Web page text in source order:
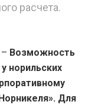
расчета.
Возможность
норильских
Для